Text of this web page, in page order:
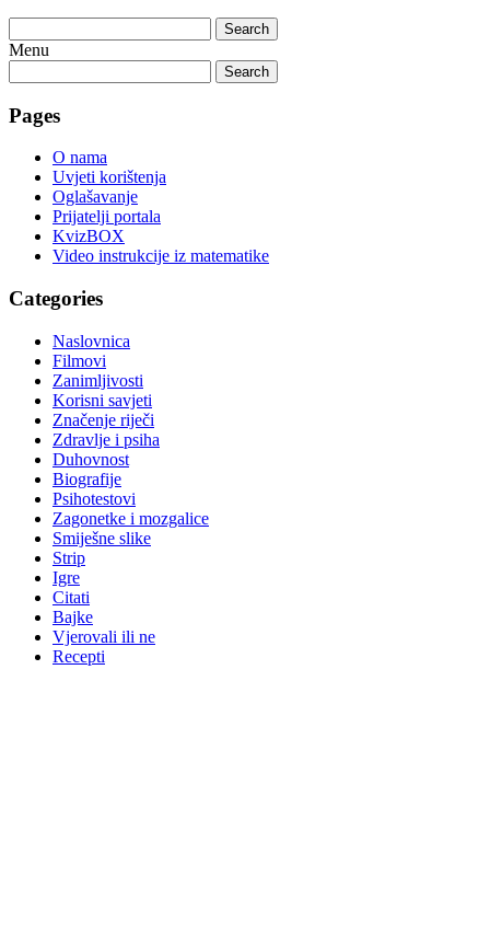
Search
Menu
Search
Pages
O nama
Uvjeti korištenja
Oglašavanje
Prijatelji portala
KvizBOX
Video instrukcije iz matematike
Categories
Naslovnica
Filmovi
Zanimljivosti
Korisni savjeti
Značenje riječi
Zdravlje i psiha
Duhovnost
Biografije
Psihotestovi
Zagonetke i mozgalice
Smiješne slike
Strip
Igre
Citati
Bajke
Vjerovali ili ne
Recepti